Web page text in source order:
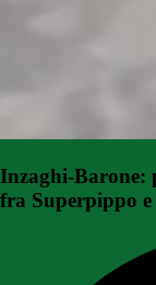
Inzaghi-Barone:
fra Superpippo